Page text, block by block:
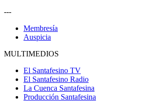
---
Membresía
Auspicia
MULTIMEDIOS
El Santafesino TV
El Santafesino Radio
La Cuenca Santafesina
Producción Santafesina